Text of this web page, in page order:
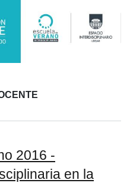
2016 -
en la